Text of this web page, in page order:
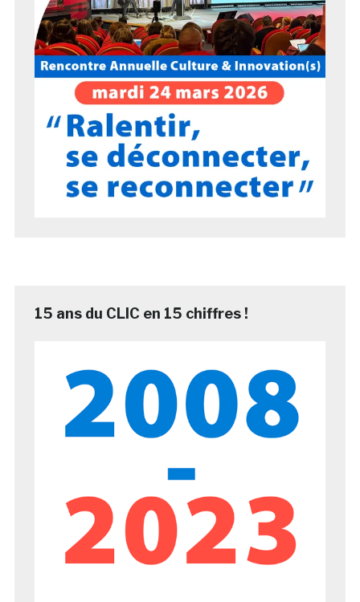
15 ans du CLIC en 15 chiffres !